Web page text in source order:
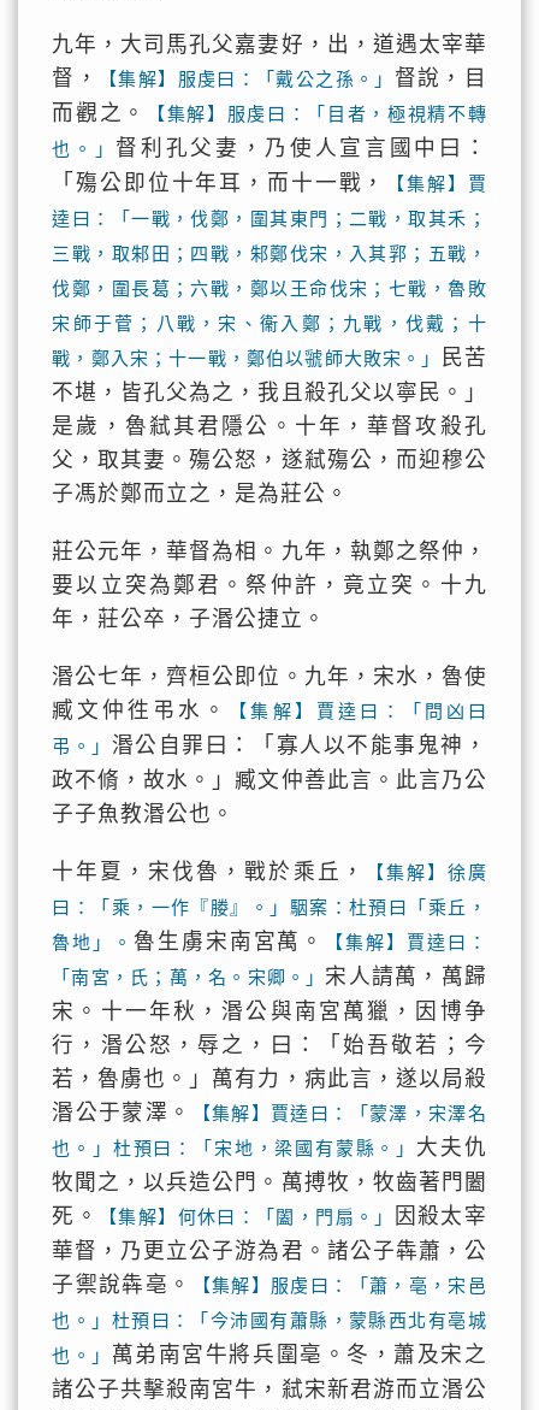
九年，大司馬孔父嘉妻好，出，道遇太宰華
督，
【集解】服虔曰：「戴公之孫。」 督說，目
而觀之。
【集解】服虔曰：「目者，極視精不轉
也。」 督利孔父妻，乃使人宣言國中曰：
「殤公即位十年耳，而十一戰，
【集解】賈
逵曰：「一戰，伐鄭，圍其東門；二戰，取其禾；
三戰，取邾田；四戰，邾鄭伐宋，入其郛；五戰，
伐鄭，圍長葛；六戰，鄭以王命伐宋；七戰，魯敗
宋師于菅；八戰，宋、衞入鄭；九戰，伐戴；十
戰，鄭入宋；十一戰，鄭伯以虢師大敗宋。」
民苦
不堪，皆孔父為之，我且殺孔父以寧民。」
是歲，魯弒其君隱公。十年，華督攻殺孔
父，取其妻。殤公怒，遂弒殤公，而迎穆公
子馮於鄭而立之，是為莊公。
莊公元年，華督為相。九年，執鄭之祭仲，
要以立突為鄭君。祭仲許，竟立突。十九
年，莊公卒，子湣公捷立。
湣公七年，齊桓公即位。九年，宋水，魯使
臧文仲徃弔水。
【集解】賈逵曰：「問凶曰
弔。」 湣公自罪曰：「寡人以不能事鬼神，
政不脩，故水。」臧文仲善此言。此言乃公
子子魚教湣公也。
十年夏，宋伐魯，戰於乘丘，
【集解】徐廣
曰：「乘，一作『媵』。」駰案：杜預曰「乘丘，
魯地」。 魯生虜宋南宮萬。
【集解】賈逵曰：
「南宮，氏；萬，名。宋卿。」 宋人請萬，萬歸
宋。十一年秋，湣公與南宮萬獵，因博争
行，湣公怒，辱之，曰：「始吾敬若；今
若，魯虜也。」萬有力，病此言，遂以局殺
湣公于蒙澤。
【集解】賈逵曰：「蒙澤，宋澤名
也。」杜預曰：「宋地，梁國有蒙縣。」 大夫仇
牧聞之，以兵造公門。萬搏牧，牧齒著門闔
死。
【集解】何休曰：「闔，門扇。」
因殺太宰
華督，乃更立公子游為君。諸公子犇蕭，公
子禦說犇亳。
【集解】服虔曰：「蕭，亳，宋邑
也。」杜預曰：「今沛國有蕭縣，蒙縣西北有亳城
也。」 萬弟南宮牛將兵圍亳。冬，蕭及宋之
諸公子共擊殺南宮牛，弒宋新君游而立湣公